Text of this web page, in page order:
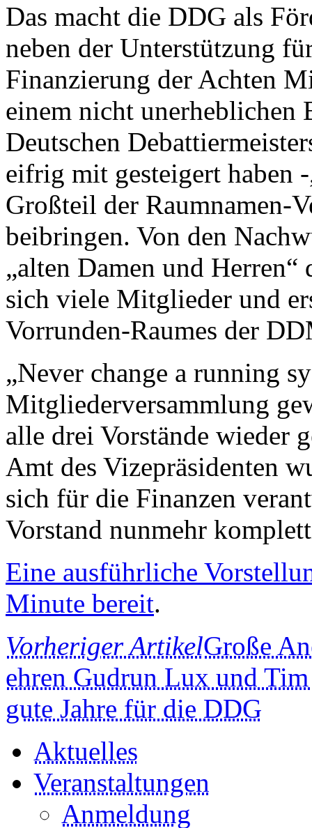
Das macht die DDG als
neben der Unterstützung
Finanzierung der Achten
einem nicht unerheblichen
Deutschen
eifrig mit gesteigert haben
Großteil der Raumnamen-
beibringen. Von den
„alten Damen und
sich viele Mitglieder und
Vorrunden-Raumes der
„Never change a running
Mitgliederversammlung
alle drei Vorstände wieder
Amt des Vizepräsidenten
sich für die Finanzen
Vorstand nunmehr
Eine ausführliche
Minute bereit.
Vorheriger ArtikelGroße
ehren Gudrun Lux und
gute Jahre für die DDG
Aktuelles
Veranstaltungen
Anmeldung